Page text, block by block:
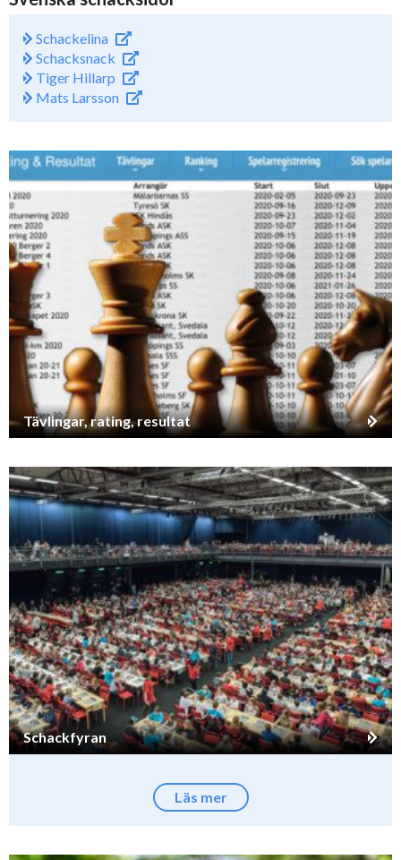
Schackelina
Schacksnack
Tiger Hillarp
Mats Larsson
Tävlingar, rating, resultat
Schackfyran
Läs mer